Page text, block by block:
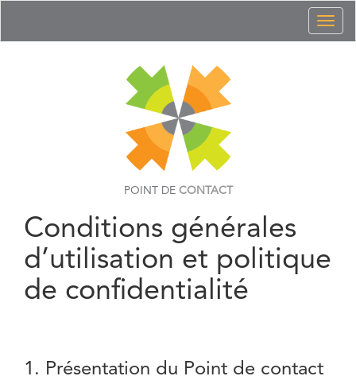
POINT DE CONTACT
Conditions générales
d’utilisation et politique
de confidentialité
1. Présentation du Point de contact